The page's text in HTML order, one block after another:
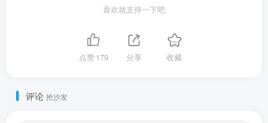
喜欢就支持一下吧
点赞179 分享 收藏
评论 抢沙发